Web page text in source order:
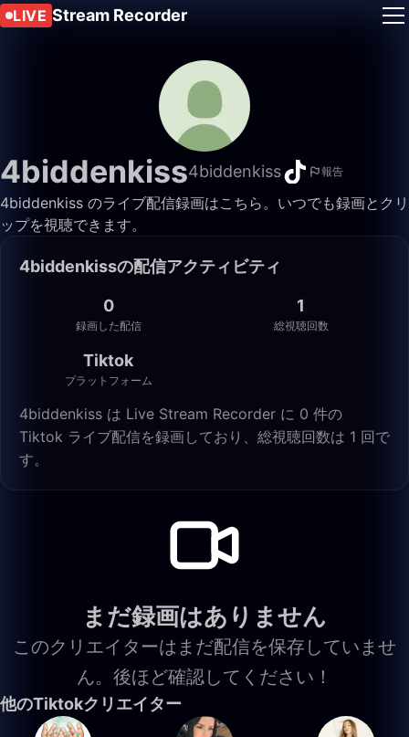
LIVE Stream Recorder
4biddenkiss4biddenkiss 報告
4biddenkiss のライブ配信録画はこちら。いつでも録画とクリ
ップを視聴できます。
4biddenkissの配信アクティビティ
0
録画した配信
1
総視聴回数
Tiktok
プラットフォーム
4biddenkiss は Live Stream Recorder に 0 件の
Tiktok ライブ配信を録画しており、総視聴回数は 1 回で
す。
まだ録画はありません
このクリエイターはまだ配信を保存していませ
ん。後ほど確認してください！
他のTiktokクリエイター